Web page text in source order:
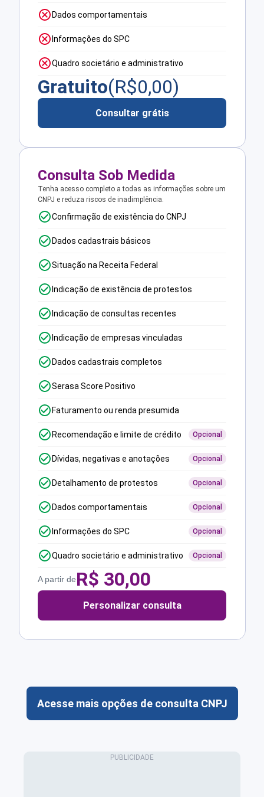
Dados comportamentais
Informações do SPC
Quadro societário e administrativo
Gratuito(R$0,00)
Consultar grátis
Consulta Sob Medida
Tenha acesso completo a todas as informações sobre um
CNPJ e reduza riscos de inadimplência.
Confirmação de existência do CNPJ
Dados cadastrais básicos
Situação na Receita Federal
Indicação de existência de protestos
Indicação de consultas recentes
Indicação de empresas vinculadas
Dados cadastrais completos
Serasa Score Positivo
Faturamento ou renda presumida
Recomendação e limite de crédito Opcional
Dívidas, negativas e anotações Opcional
Detalhamento de protestos Opcional
Dados comportamentais Opcional
Informações do SPC Opcional
Quadro societário e administrativo Opcional
A partir deR$ 30,00
Personalizar consulta
Acesse mais opções de consulta CNPJ